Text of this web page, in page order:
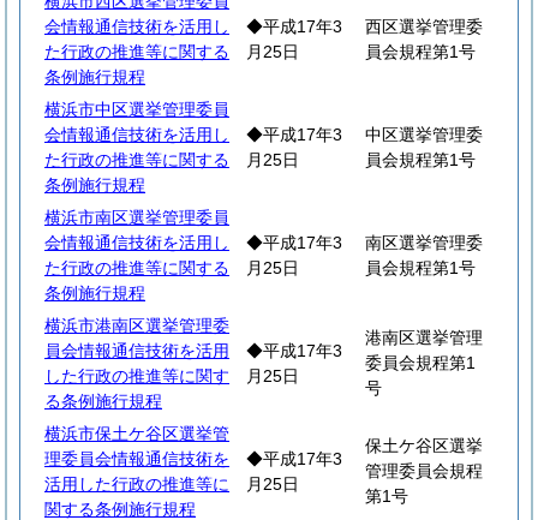
会情報通信技術を活用し
た行政の推進等に関する
条例施行規程
◆平成17年3
月25日
西区選挙管理委
員会規程第1号
横浜市中区選挙管理委員
会情報通信技術を活用し
た行政の推進等に関する
条例施行規程
◆平成17年3
月25日
中区選挙管理委
員会規程第1号
横浜市南区選挙管理委員
会情報通信技術を活用し
た行政の推進等に関する
条例施行規程
◆平成17年3
月25日
南区選挙管理委
員会規程第1号
横浜市港南区選挙管理委
員会情報通信技術を活用
した行政の推進等に関す
る条例施行規程
◆平成17年3
月25日
港南区選挙管理
委員会規程第1
号
横浜市保土ケ谷区選挙管
理委員会情報通信技術を
活用した行政の推進等に
関する条例施行規程
◆平成17年3
月25日
保土ケ谷区選挙
管理委員会規程
第1号